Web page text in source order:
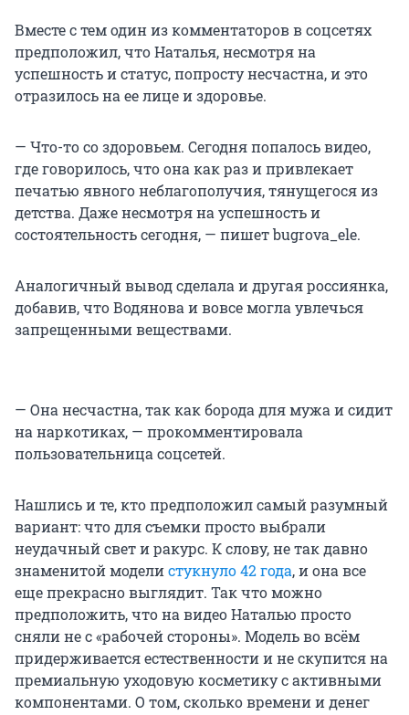
Вместе с тем один из комментаторов в соцсетях
предположил, что Наталья, несмотря на
успешность и статус, попросту несчастна, и это
отразилось на ее лице и здоровье.
— Что-то со здоровьем. Сегодня попалось видео,
где говорилось, что она как раз и привлекает
печатью явного неблагополучия, тянущегося из
детства. Даже несмотря на успешность и
состоятельность сегодня, — пишет bugrova_ele.
Аналогичный вывод сделала и другая россиянка,
добавив, что Водянова и вовсе могла увлечься
запрещенными веществами.
— Она несчастна, так как борода для мужа и сидит
на наркотиках, — прокомментировала
пользовательница соцсетей.
Нашлись и те, кто предположил самый разумный
вариант: что для съемки просто выбрали
неудачный свет и ракурс. К слову, не так давно
знаменитой моделистукнуло 42 года, и она все
еще прекрасно выглядит. Так что можно
предположить, что на видео Наталью просто
сняли не с «рабочей стороны». Модель во всём
придерживается естественности и не скупится на
премиальную уходовую косметику с активными
компонентами. О том, сколько времени и денег